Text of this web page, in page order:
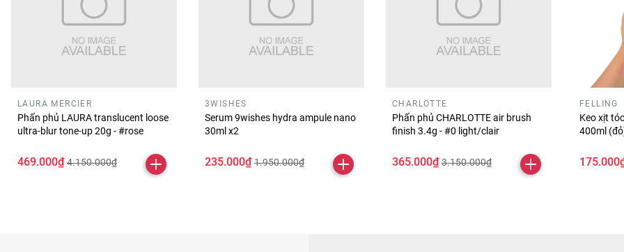
LAURA MERCIER
Phấn phủ LAURA translucent loose
ultra-blur tone-up 20g - #rose
469.000₫ 4.150.000₫
3WISHES
Serum 9wishes hydra ampule nano
30ml x2
235.000₫ 1.950.000₫
CHARLOTTE
Phấn phủ CHARLOTTE air brush
finish 3.4g - #0 light/clair
365.000₫ 3.150.000₫
FELLING
Keo xịt
400ml